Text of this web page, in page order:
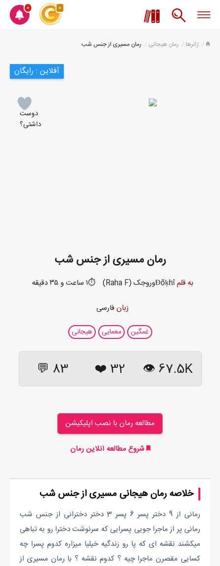
0 0
ژانرها رمان هیجانی رمان مسیری از جنس شب
آفلاین : رایگان
دوست
داشتی؟
رمان مسیری از جنس شب
به قلمĐõķhîوروجک (Raha F) ⏱️۱ ساعت و ۳۵ دقیقه
زبانفارسی
غمگین معمایی هیجانی
67.5K 👁
32
❤️
83 💬
مطالعه رمان با نصب اپلیکیشن
شروع مطالعه آنلاین رمان
خلاصه رمان هیجانی مسیری از جنس شب
رمانی از 9 دختر پسر 6 پسر 3 دختر دخترانی از جنس شب
رمانی پر از ماجرا جویی پسرایی که سرنوشت دخترا رو به تباهی
میکشند نقشه ای که پا رو زندگیه خیلیا میزاره کدوم پسرا چه
کسایی مقصرن ماجرا چیه ؟ کدوم نقشه ؟ با رمان مسیری از